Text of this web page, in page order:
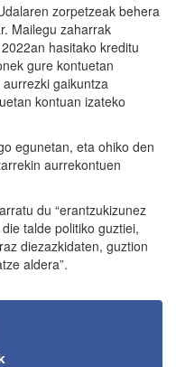
zorpetzeak behera
Mailegu zaharrak
hasitako kreditu
gure kontuetan
gaikuntza
kontuan izateko
egunetan, eta ohiko den
aurrekontuen
du “erantzukizunez
talde politiko guztiei,
diezazkidaten, guztion
aldera”.